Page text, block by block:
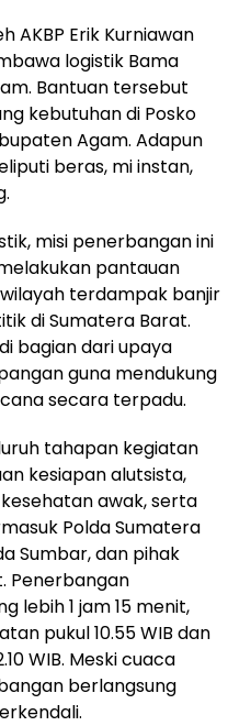
AKBP Erik Kurniawan
logistik Bama
Bantuan tersebut
kebutuhan di Posko
Agam. Adapun
beras, mi instan,
misi penerbangan ini
pantauan
terdampak banjir
di Sumatera Barat.
bagian dari upaya
guna mendukung
secara terpadu.
tahapan kegiatan
kesiapan alutsista,
awak, serta
Polda Sumatera
Sumbar, dan pihak
Penerbangan
lebih 1 jam 15 menit,
pukul 10.55 WIB dan
WIB. Meski cuaca
berlangsung